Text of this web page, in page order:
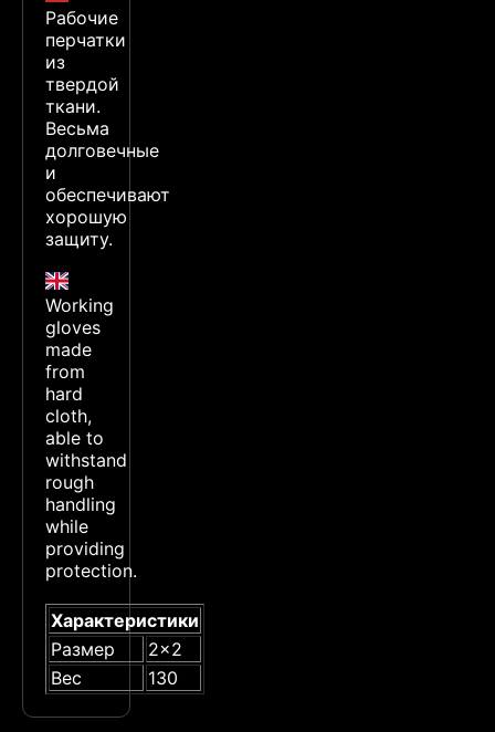
Рабочие
перчатки
из
твердой
ткани.
Весьма
долговечные
и
обеспечивают
хорошую
защиту.
Working
gloves
made
from
hard
cloth,
able to
withstand
rough
handling
while
providing
protection.
Характеристики
Размер
2x2
Вес
130